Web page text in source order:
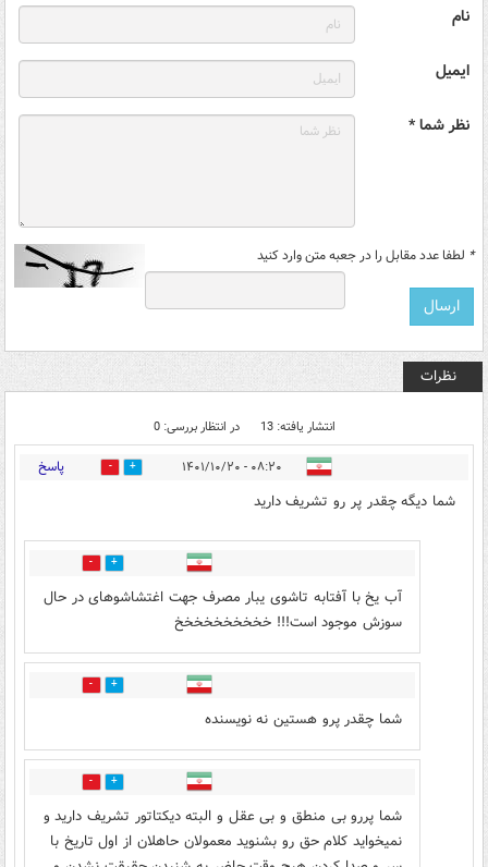
نام
ایمیل
نظر شما *
* لطفا عدد مقابل را در جعبه متن وارد کنید
نظرات
انتشار یافته: 13 در انتظار بررسی: 0
۰۸:۲۰ - ۱۴۰۱/۱۰/۲۰ 5 پاسخ
شما دیگه چقدر پر رو تشریف دارید
0
آب یخ با آفتابه تاشوی یبار مصرف جهت اغتشاشوهای در حال
سوزش موجود است!!! خخخخخخخخخخ
0
شما چقدر پرو هستین نه نویسنده
0
شما پررو بی منطق و بی عقل و البته دیکتاتور تشریف دارید و
نمیخواید کلام حق رو بشنوید معمولان حاهلان از اول تاریخ با